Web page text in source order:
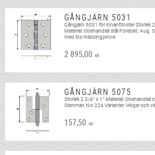
GÅNGJÄRN 5031
Gångjärn 5031 för innanfönster Storlek
Material: Obehandlat stål Förebild: Aug.
med lös mässingpinne.
2 895,00 KR
GÅNGJÄRN 5075
Storlek 2 3/4” x 1” Material: Obehandlat
Stenman N:o 224 Varianter: Höger och
157,50 KR